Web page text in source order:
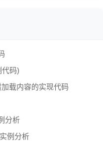
代码)
载内容的实现代码
分析
例分析